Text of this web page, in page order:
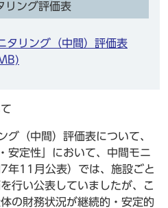
リング評価表
タリング（中間）評価表
グ（中間）評価表について、
定性」において、中間モニ
年11月公表）では、施設ごと
行い公表していましたが、こ
の財務状況が継続的・安定的